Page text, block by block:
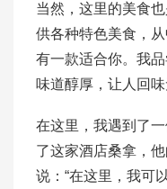
当然，这里的美食
供各种特色美食，
有一款适合你。我
味道醇厚，让人回味
在这里，我遇到了
了这家酒店桑拿，
说：“在这里，我可